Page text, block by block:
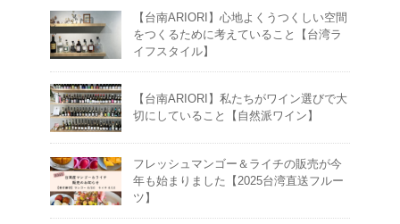
【台南ARIORI】心地よくうつくしい空間
をつくるために考えていること【台湾ラ
イフスタイル】
【台南ARIORI】私たちがワイン選びで大
切にしていること【自然派ワイン】
フレッシュマンゴー＆ライチの販売が今
年も始まりました【2025台湾直送フルー
ツ】